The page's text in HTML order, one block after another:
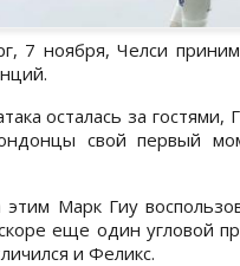
7 ноября, Челси
осталась за
свой первый
этим Марк Гиу
еще один угловой
и Феликс.